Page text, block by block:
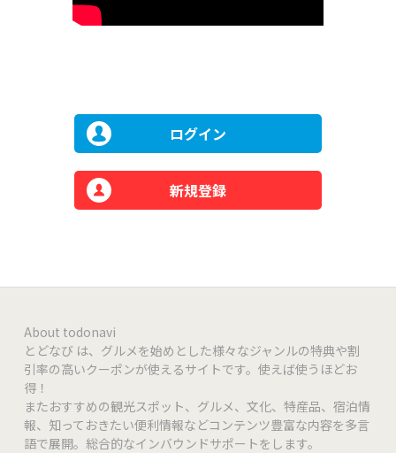
ログイン
新規登録
About todonavi
とどなび は、グルメを始めとした様々なジャンルの特典や割
引率の高いクーポンが使えるサイトです。使えば使うほどお
得！
またおすすめの観光スポット、グルメ、文化、特産品、宿泊情
報、知っておきたい便利情報などコンテンツ豊富な内容を多言
語で展開。総合的なインバウンドサポートをします。